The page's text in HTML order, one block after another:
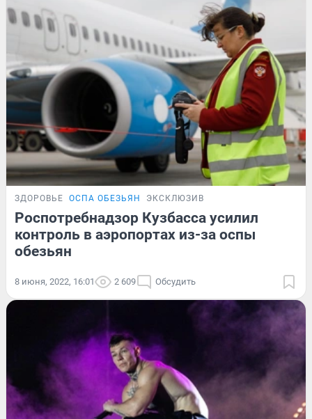
ЗДОРОВЬЕ ОСПА ОБЕЗЬЯН ЭКСКЛЮЗИВ
Роспотребнадзор Кузбасса усилил
контроль в аэропортах из-за оспы
обезьян
8 июня, 2022, 16:01 2 609 Обсудить